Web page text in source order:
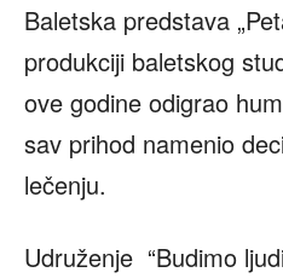
Baletska predstava
produkciji baletskog
ove godine odigrao
sav prihod namenio
lečenju.
Udruženje “Budimo